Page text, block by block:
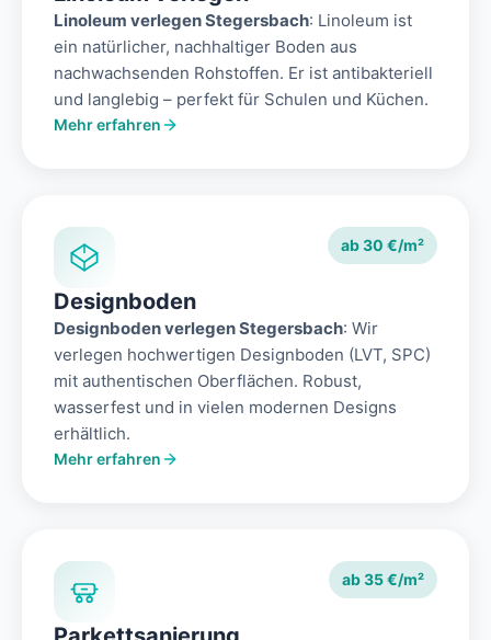
Linoleum verlegen Stegersbach: Linoleum ist
ein natürlicher, nachhaltiger Boden aus
nachwachsenden Rohstoffen. Er ist antibakteriell
und langlebig – perfekt für Schulen und Küchen.
Mehr erfahren
ab 30 €/m²
Designboden
Designboden verlegen Stegersbach: Wir
verlegen hochwertigen Designboden (LVT, SPC)
mit authentischen Oberflächen. Robust,
wasserfest und in vielen modernen Designs
erhältlich.
Mehr erfahren
ab 35 €/m²